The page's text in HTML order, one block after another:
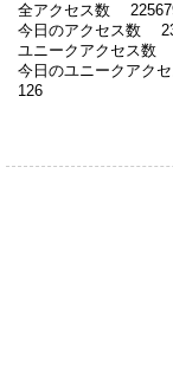
全アクセス数
今日のアクセス数
ユニークアクセス数
今日のユニークアク
126